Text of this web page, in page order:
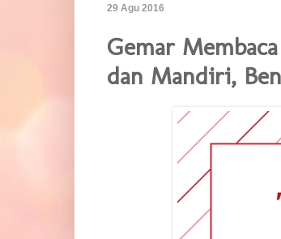
29 Agu 2016
Gemar
dan Mandiri,